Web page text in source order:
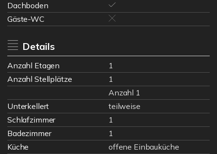
Dachboden
Gäste-WC
Details
Anzahl Etagen
1
Anzahl Stellplätze
1
Anzahl 1
Unterkellert
teilweise
Schlafzimmer
1
Badezimmer
1
Küche
offene Einbauküche